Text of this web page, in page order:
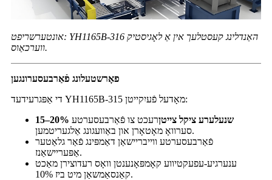
אונטערשריפט: YH1165B-316 האַנדלינג קעסטלעך אין אַ לאָגיסטיק
ווערכאַוס.
פאָרשטעלונג פֿאַרבעסערונגען
די אַפּגרעידעד YH1165B-315 מאָדעל פֿעיִקייטן:
15–20% שנעלערע ציקל צייטןרעכט צו פֿאַרבעסערטע
סערוואָ מאָטאָרן און באַוועגונג אַלגעריטמען.
פֿאַרבעסערטע ווייבריישאַן דאַמפּינג פֿאַר גלאַטער
אַפּעריישאַנז.
ענערגיע-עפעקטיווע קאָמפּאָנענטן וואָס רעדוצירן מאַכט
קאַנסאַמשאַן מיט ביז 10%.